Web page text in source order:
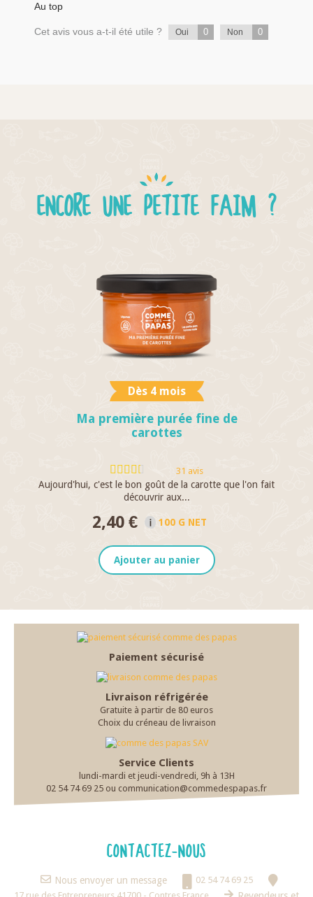
Au top
Cet avis vous a-t-il été utile ? Oui 0 Non 0
ENCORE UNE PETITE FAIM ?
Dès 4 mois
Ma première purée fine de
carottes
31 avis
Aujourd'hui, c'est le bon goût de la carotte que l'on fait
découvrir aux...
2,40 € 100 G NET
Ajouter au panier
Paiement sécurisé
Livraison réfrigérée
Gratuite à partir de 80 euros
Choix du créneau de livraison
Service Clients
lundi-mardi et jeudi-vendredi, 9h à 13H
02 54 74 69 25 ou communication@commedespapas.fr
CONTACTEZ-NOUS
Nous envoyer un message
02 54 74 69 25